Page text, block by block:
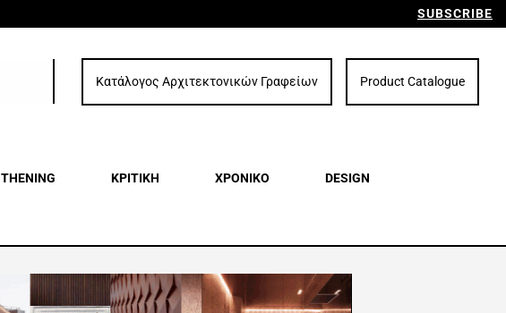
SUBSCRIBE
Κατάλογος Αρχιτεκτονικών Γραφείων Product Catalogue
ΚΡΙΤΙΚΗ ΧΡΟΝΙΚΟ DESIGN